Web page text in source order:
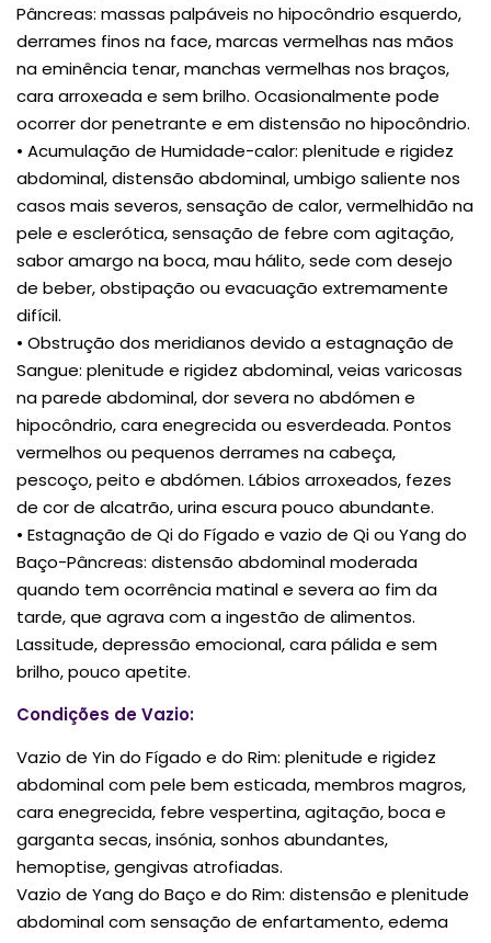
Pâncreas: massas palpáveis no hipocôndrio esquerdo,
derrames finos na face, marcas vermelhas nas mãos
na eminência tenar, manchas vermelhas nos braços,
cara arroxeada e sem brilho. Ocasionalmente pode
ocorrer dor penetrante e em distensão no hipocôndrio.
• Acumulação de Humidade-calor: plenitude e rigidez
abdominal, distensão abdominal, umbigo saliente nos
casos mais severos, sensação de calor, vermelhidão na
pele e esclerótica, sensação de febre com agitação,
sabor amargo na boca, mau hálito, sede com desejo
de beber, obstipação ou evacuação extremamente
difícil.
• Obstrução dos meridianos devido a estagnação de
Sangue: plenitude e rigidez abdominal, veias varicosas
na parede abdominal, dor severa no abdómen e
hipocôndrio, cara enegrecida ou esverdeada. Pontos
vermelhos ou pequenos derrames na cabeça,
pescoço, peito e abdómen. Lábios arroxeados, fezes
de cor de alcatrão, urina escura pouco abundante.
• Estagnação de Qi do Fígado e vazio de Qi ou Yang do
Baço-Pâncreas: distensão abdominal moderada
quando tem ocorrência matinal e severa ao fim da
tarde, que agrava com a ingestão de alimentos.
Lassitude, depressão emocional, cara pálida e sem
brilho, pouco apetite.
Condições de Vazio:
Vazio de Yin do Fígado e do Rim: plenitude e rigidez
abdominal com pele bem esticada, membros magros,
cara enegrecida, febre vespertina, agitação, boca e
garganta secas, insónia, sonhos abundantes,
hemoptise, gengivas atrofiadas.
Vazio de Yang do Baço e do Rim: distensão e plenitude
abdominal com sensação de enfartamento, edema